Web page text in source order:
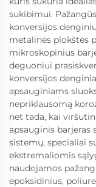
sukibimui.
konversijos
metalinės plokštės
mikroskopinius
deguoniui
konversijos
apsauginiams
nepriklausomą
net tada, kai
apsauginis barjeras
sistemų, specialiai
ekstremaliomis
naudojamos
epoksidinius,